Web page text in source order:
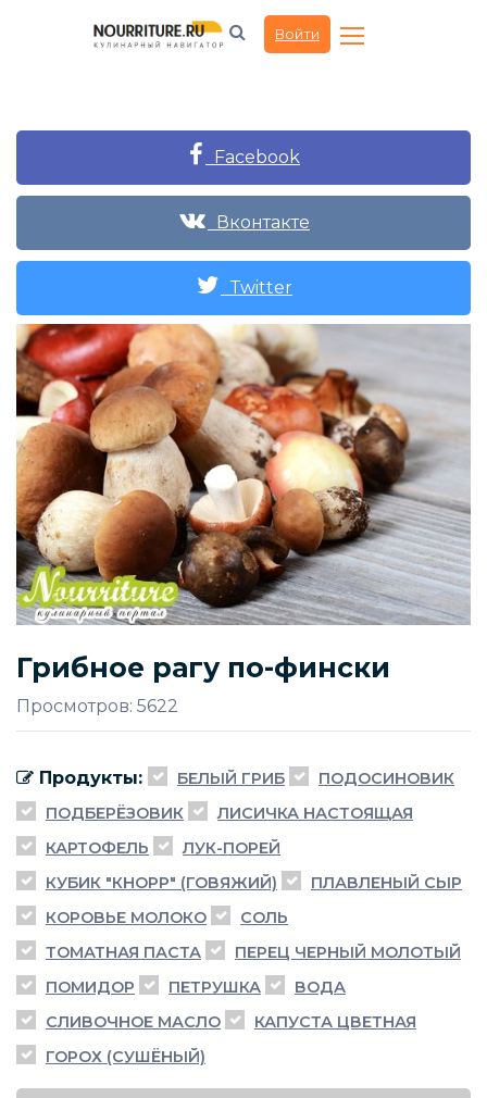
Войти
Facebook
Вконтакте
Twitter
Грибное рагу по-фински
Просмотров: 5622
Продукты: БЕЛЫЙ ГРИБ
ПОДОСИНОВИК
ПОДБЕРЁЗОВИК
ЛИСИЧКА НАСТОЯЩАЯ
КАРТОФЕЛЬ
ЛУК-ПОРЕЙ
КУБИК "КНОРР" (ГОВЯЖИЙ)
ПЛАВЛЕНЫЙ СЫР
КОРОВЬЕ МОЛОКО
СОЛЬ
ТОМАТНАЯ ПАСТА
ПЕРЕЦ ЧЕРНЫЙ МОЛОТЫЙ
ПОМИДОР
ПЕТРУШКА
ВОДА
СЛИВОЧНОЕ МАСЛО
КАПУСТА ЦВЕТНАЯ
ГОРОХ (СУШЁНЫЙ)